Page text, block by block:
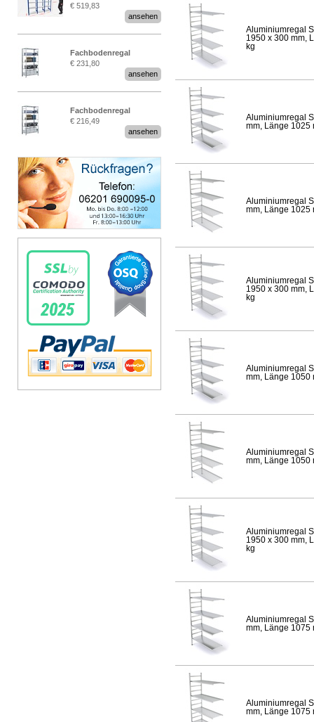
Stecksystem MultiPlus
2,25 Meter breit
€ 519,83
ansehen
Fachbodenregal
Stecksystem MultiPlus
€ 231,80
ansehen
Fachbodenregal
Stecksystem MultiPlus
€ 216,49
ansehen
Aluminiumregal
1950 x 300 mm,
kg
Aluminiumregal
mm, Länge 1025
Aluminiumregal
mm, Länge 1025
Aluminiumregal
1950 x 300 mm,
kg
Aluminiumregal
mm, Länge 1050
Aluminiumregal
mm, Länge 1050
Aluminiumregal
1950 x 300 mm,
kg
Aluminiumregal
mm, Länge 1075
Aluminiumregal
mm, Länge 1075